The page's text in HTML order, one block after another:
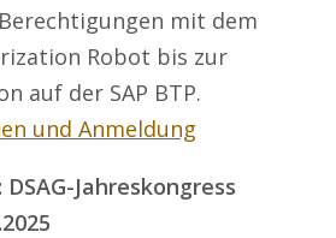
mit dem
Robot bis zur
auf der SAP BTP.
und Anmeldung
Jahreskongress